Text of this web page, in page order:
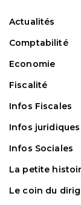
Actualités
Comptabilité
Economie
Fiscalité
Infos Fiscales
Infos juridiques
Infos Sociales
La petite
Le coin du